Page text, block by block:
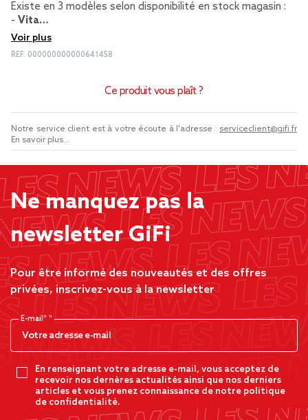
Existe en 3 modèles selon disponibilité en stock magasin :
- Vita…
Voir plus
REF. 000000000000641458
Ce produit vous plaît ?
Notre service client est à votre écoute à l'adresse : serviceclient@gifi.fr
En savoir plus...
Ne manquez pas la
newsletter GiFi
Pour être informé des nouveautés et des offres
privées, inscrivez-vous à la newsletter
E-mail*
En renseignant votre adresse e-mail, vous acceptez de
recevoir nos dernères actualités ainsi que nos derniers
articles et vous prenez connaissance de notre politique
de confidentialité.